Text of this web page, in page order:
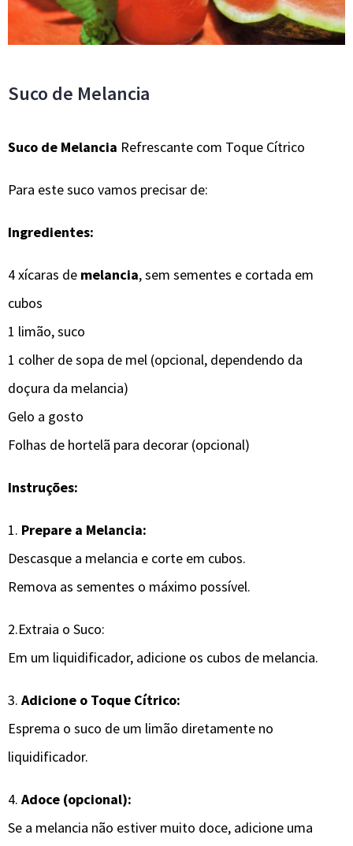
Suco de Melancia
Suco de Melancia Refrescante com Toque Cítrico
Para este suco vamos precisar de:
Ingredientes:
4 xícaras de melancia, sem sementes e cortada em
cubos
1 limão, suco
1 colher de sopa de mel (opcional, dependendo da
doçura da melancia)
Gelo a gosto
Folhas de hortelã para decorar (opcional)
Instruções:
1. Prepare a Melancia:
Descasque a melancia e corte em cubos.
Remova as sementes o máximo possível.
2.Extraia o Suco:
Em um liquidificador, adicione os cubos de melancia.
3. Adicione o Toque Cítrico:
Esprema o suco de um limão diretamente no
liquidificador.
4. Adoce (opcional):
Se a melancia não estiver muito doce, adicione uma